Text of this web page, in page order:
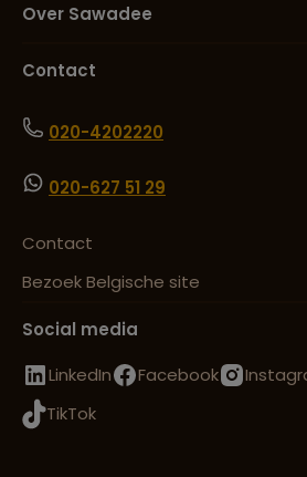
Over Sawadee
Contact
020-4202220
020-627 51 29
Contact
Bezoek Belgische site
Social media
LinkedIn
Facebook
TikTok